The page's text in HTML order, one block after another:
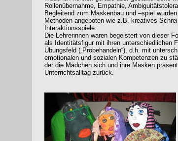
Rollenübernahme, Empathie,
Begleitend zum Maskenbau und –spiel
Methoden angeboten wie z.B. kreatives
Interaktionsspiele.
Die Lehrerinnen waren begeistert von dieser
als Identitätsfigur mit ihren unterschiedlichen
Übungsfeld („Probehandeln“), d.h. mit
emotionalen und sozialen Kompetenzen zu
der die Mädchen sich und ihre Masken
Unterrichtsalltag zurück.